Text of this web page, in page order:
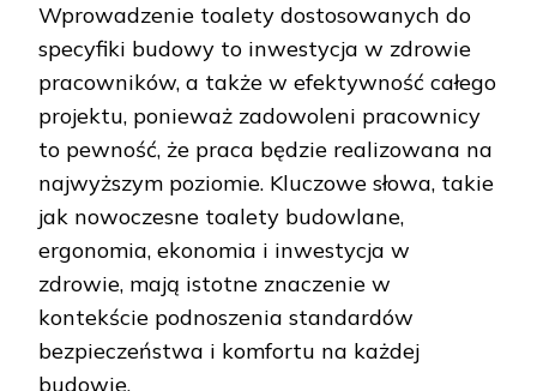
Wprowadzenie toalety dostosowanych do
specyfiki budowy to inwestycja w zdrowie
pracowników, a także w efektywność całego
projektu, ponieważ zadowoleni pracownicy
to pewność, że praca będzie realizowana na
najwyższym poziomie. Kluczowe słowa, takie
jak nowoczesne toalety budowlane,
ergonomia, ekonomia i inwestycja w
zdrowie, mają istotne znaczenie w
kontekście podnoszenia standardów
bezpieczeństwa i komfortu na każdej
budowie.